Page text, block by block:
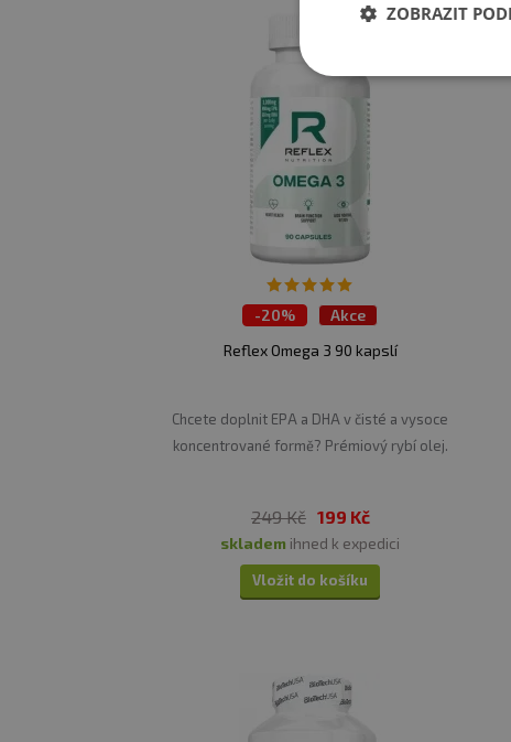
-20%
Akce
Reflex Omega 3 90 kapslí
Chcete doplnit EPA a DHA v čisté a vysoce
koncentrované formě? Prémiový rybí olej.
249 Kč 199 Kč
skladem ihned k expedici
Vložit do košíku
ZOBRAZIT